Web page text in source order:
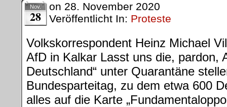
Nov.
28
on 28. November 2020
Veröffentlicht In: Proteste
Volkskorrespondent Heinz Michael
AfD in Kalkar Lasst uns die, pardon,
Deutschland“ unter Quarantäne
Bundesparteitag, zu dem etwa 600
alles auf die Karte